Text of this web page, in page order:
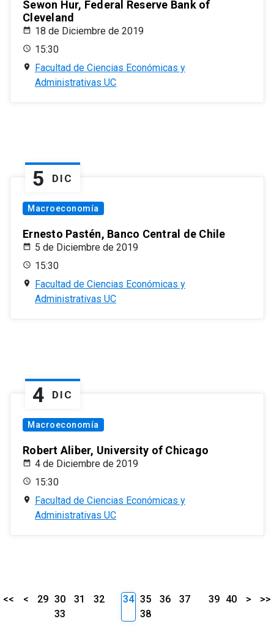
Sewon Hur, Federal Reserve Bank of
Cleveland
18 de Diciembre de 2019
15:30
Facultad de Ciencias Económicas y
Administrativas UC
5 DIC
Macroeconomía
Ernesto Pastén, Banco Central de Chile
5 de Diciembre de 2019
15:30
Facultad de Ciencias Económicas y
Administrativas UC
4 DIC
Macroeconomía
Robert Aliber, University of Chicago
4 de Diciembre de 2019
15:30
Facultad de Ciencias Económicas y
Administrativas UC
<< < 29 30 31
32
33
34 35 36
37
38
39 40 > >>